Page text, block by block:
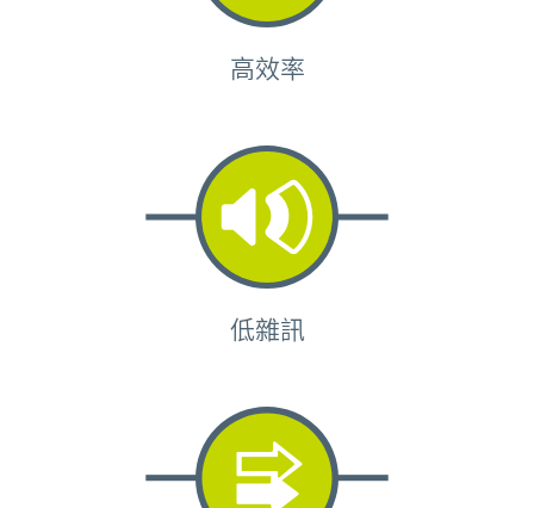
高效率
低雜訊